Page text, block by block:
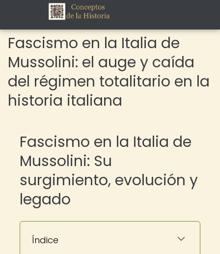
Fascismo en la Italia de
Mussolini: el auge y caída
del régimen totalitario en la
historia italiana
Fascismo en la Italia de
Mussolini: Su
surgimiento, evolución y
legado
Índice